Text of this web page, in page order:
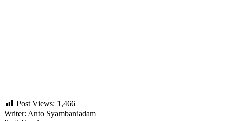
Post Views: 1,466
Writer: Anto Syambaniadam